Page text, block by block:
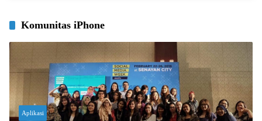
Komunitas iPhone
Aplikasi